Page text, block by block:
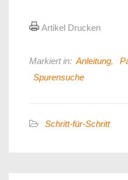
Artikel Drucken
Markiert in: Anleitung,
Spurensuche
Schritt-für-Schritt